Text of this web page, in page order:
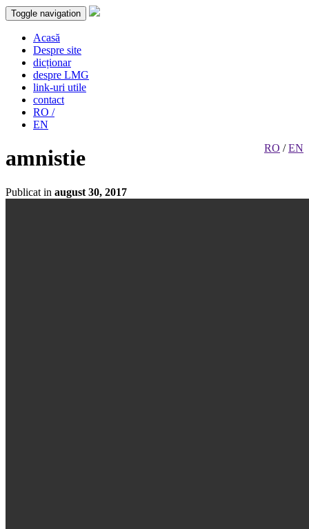
Toggle navigation
Acasă
Despre site
dicționar
despre LMG
link-uri utile
contact
RO /
EN
RO /EN
amnistie
Publicat in august 30, 2017